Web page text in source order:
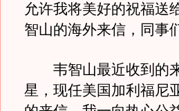
允许我将美好的祝福送
智山的海外来信，同事
韦智山最近收到的来
星，现任美国加利福尼